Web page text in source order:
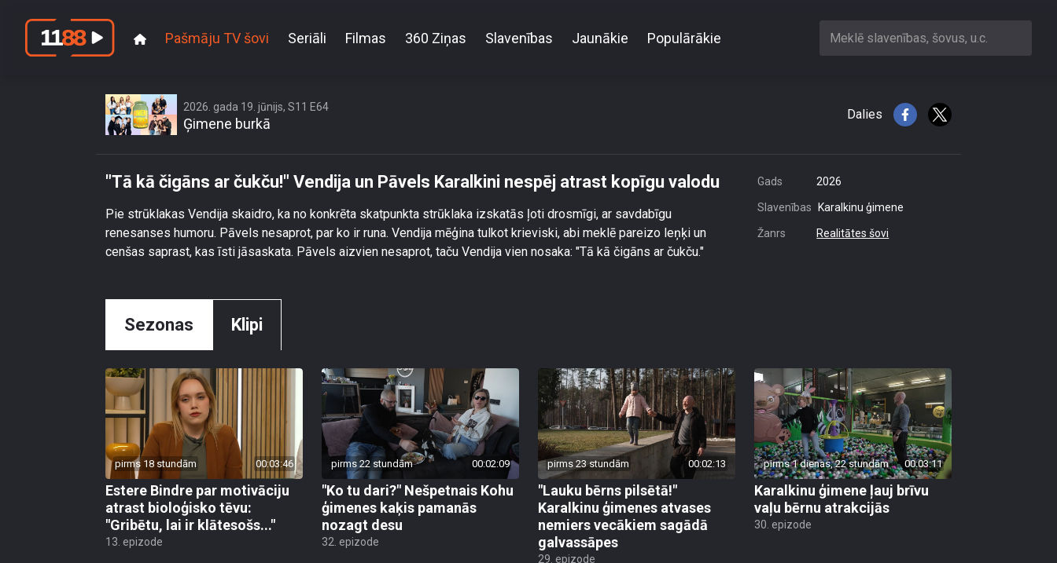
Pašmāju TV šovi Seriāli Filmas 360 Ziņas Slavenības Jaunākie Populārākie Meklē slavenības, šovus, u.c.
2026. gada 19. jūnijs, S11 E64
Ģimene burkā
Dalies
"Tā kā čigāns ar čukču!" Vendija un Pāvels Karalkini nespēj atrast kopīgu valodu
Pie strūklakas Vendija skaidro, ka no konkrēta skatpunkta strūklaka izskatās ļoti drosmīgi, ar savdabīgu
renesanses humoru. Pāvels nesaprot, par ko ir runa. Vendija mēģina tulkot krieviski, abi meklē pareizo leņķi un
cenšas saprast, kas īsti jāsaskata. Pāvels aizvien nesaprot, taču Vendija vien nosaka: "Tā kā čigāns ar čukču."
Gads 2026
Slavenības Karalkinu ģimene
Žanrs Realitātes šovi
Sezonas Klipi
pirms 18 stundām 00:03:46
Estere Bindre par motivāciju
atrast bioloģisko tēvu:
"Gribētu, lai ir klātesošs..."
13. epizode
pirms 22 stundām 00:02:09
"Ko tu dari?" Nešpetnais Kohu
ģimenes kaķis pamanās
nozagt desu
32. epizode
pirms 23 stundām 00:02:13
"Lauku bērns pilsētā!"
Karalkinu ģimenes atvases
nemiers vecākiem sagādā
galvassāpes
29. epizode
pirms 1 dienas, 22 stundām 00:03:11
Karalkinu ģimene ļauj brīvu
vaļu bērnu atrakcijās
30. epizode